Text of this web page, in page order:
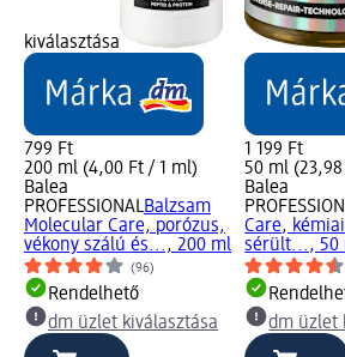
kiválasztása
799 Ft
200 ml (4,00 Ft / 1 ml)
Balea
PROFESSIONALBalzsam
Molecular Care, porózus,
vékony szálú és..., 200 ml
(96)
Rendelhető
dm üzlet kiválasztása
1 199 Ft
50 ml
Balea
Care,
sérült..., 50
dm üzlet